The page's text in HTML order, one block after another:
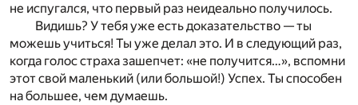
не испугался, что первый раз неидеально получилось.
Видишь? У тебя уже есть доказательство — ты
можешь учиться! Ты уже делал это. И в следующий раз,
когда голос страха зашепчет: «не получится…», вспомни
этот свой маленький (или большой!) Успех. Ты способен
на большее, чем думаешь.